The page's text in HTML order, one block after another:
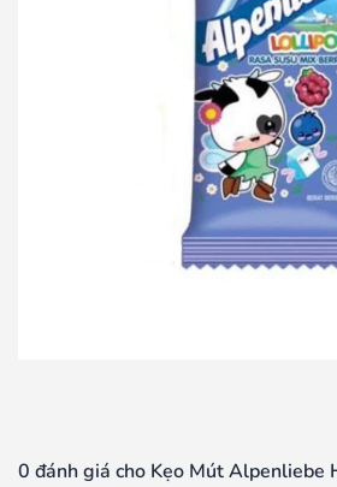
0 đánh giá cho Kẹo Mút Alpenliebe